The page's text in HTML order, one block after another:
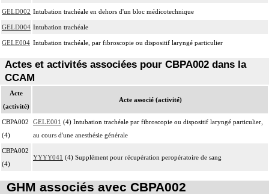
GELD002 Intubation trachéale en dehors d'un bloc médicotechnique
GELD004 Intubation trachéale
GELE004 Intubation trachéale, par fibroscopie ou dispositif laryngé particulier
Actes et activités associées pour CBPA002 dans la
CCAM
Acte
(activité)
Acte associé (activité)
CBPA002
(4)
GELE001 (4) Intubation trachéale par fibroscopie ou dispositif laryngé particulier,
au cours d'une anesthésie générale
CBPA002
(4)
YYYY041 (4) Supplément pour récupération peropératoire de sang
GHM associés avec CBPA002